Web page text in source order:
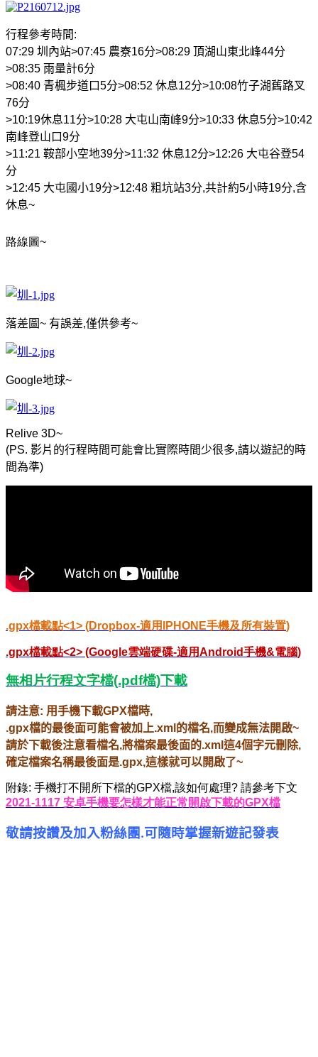
行程參考時間:
07:29 圳內站>07:45 農寮16分>08:29 頂湖山東北峰44分
>08:35 雨量計6分
>08:40 青楓步道口5分>08:52 休息12分>10:08竹子湖舊路叉
76分
>10:19休息11分>10:28 大屯山南峰9分>10:33 休息5分>10:42
南峰登山口9分
>11:21 鞍部小空地39分>11:32 休息12分>12:26 大屯谷登54
分
>12:45 大屯國小19分>12:48 粗坑站3分,共計約5小時19分,含
休息~
路線圖~
落差圖~ 有誤差,僅供參考~
Google地球~
Relive 3D~
(PS. 影片的行程時間可能會比實際時間少很多,請以遊記的時
間為準)
.gpx檔載點<1> (Dropbox-適用 IPHONE手機及所有裝置)
.gpx檔載點<2> (Google雲端硬碟-適用Android手機&電腦)
無相片行程文字檔(.pdf檔)下載
請注意: 用手機下載GPX檔時,
.gpx檔的最後面可能會被加上.xml 的檔名,而變成無法開啟~
請於下載後注意看檔名,將檔案最後面的.xml 這4個字元刪除,
確定檔案名稱最後面是.gpx,這樣就可以開啟了~
附錄: 手機打不開所下檔的GPX檔,該如何處理? 請參考下文
2021-1117 安卓手機要怎樣才能正常開啟下載的GPX檔
敬請按讚及加入粉絲團 .可隨時掌握新遊記發表